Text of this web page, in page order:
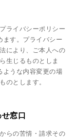
ライバシーポリシー
ます。プライバシー
により、ご本人への
生じるものとしま
ような内容変更の場
のとします。
窓口
らの苦情・請求その